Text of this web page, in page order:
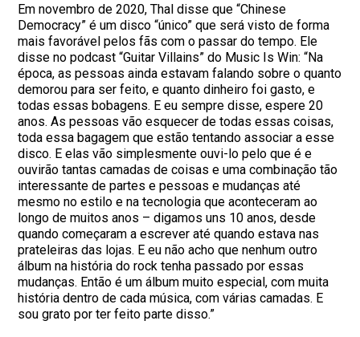
Em novembro de 2020, Thal disse que “Chinese
Democracy” é um disco “único” que será visto de forma
mais favorável pelos fãs com o passar do tempo. Ele
disse no podcast “Guitar Villains” do Music Is Win: “Na
época, as pessoas ainda estavam falando sobre o quanto
demorou para ser feito, e quanto dinheiro foi gasto, e
todas essas bobagens. E eu sempre disse, espere 20
anos. As pessoas vão esquecer de todas essas coisas,
toda essa bagagem que estão tentando associar a esse
disco. E elas vão simplesmente ouvi-lo pelo que é e
ouvirão tantas camadas de coisas e uma combinação tão
interessante de partes e pessoas e mudanças até
mesmo no estilo e na tecnologia que aconteceram ao
longo de muitos anos – digamos uns 10 anos, desde
quando começaram a escrever até quando estava nas
prateleiras das lojas. E eu não acho que nenhum outro
álbum na história do rock tenha passado por essas
mudanças. Então é um álbum muito especial, com muita
história dentro de cada música, com várias camadas. E
sou grato por ter feito parte disso.”